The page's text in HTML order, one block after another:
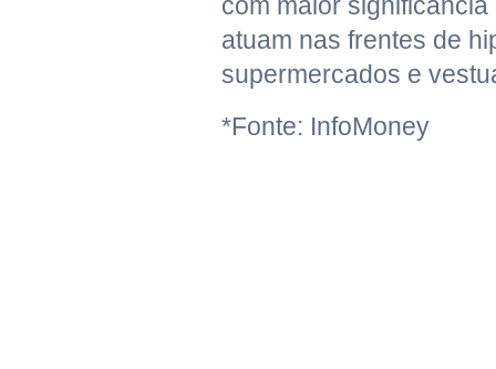
atuam nas frentes de
supermercados e
*Fonte: InfoMoney